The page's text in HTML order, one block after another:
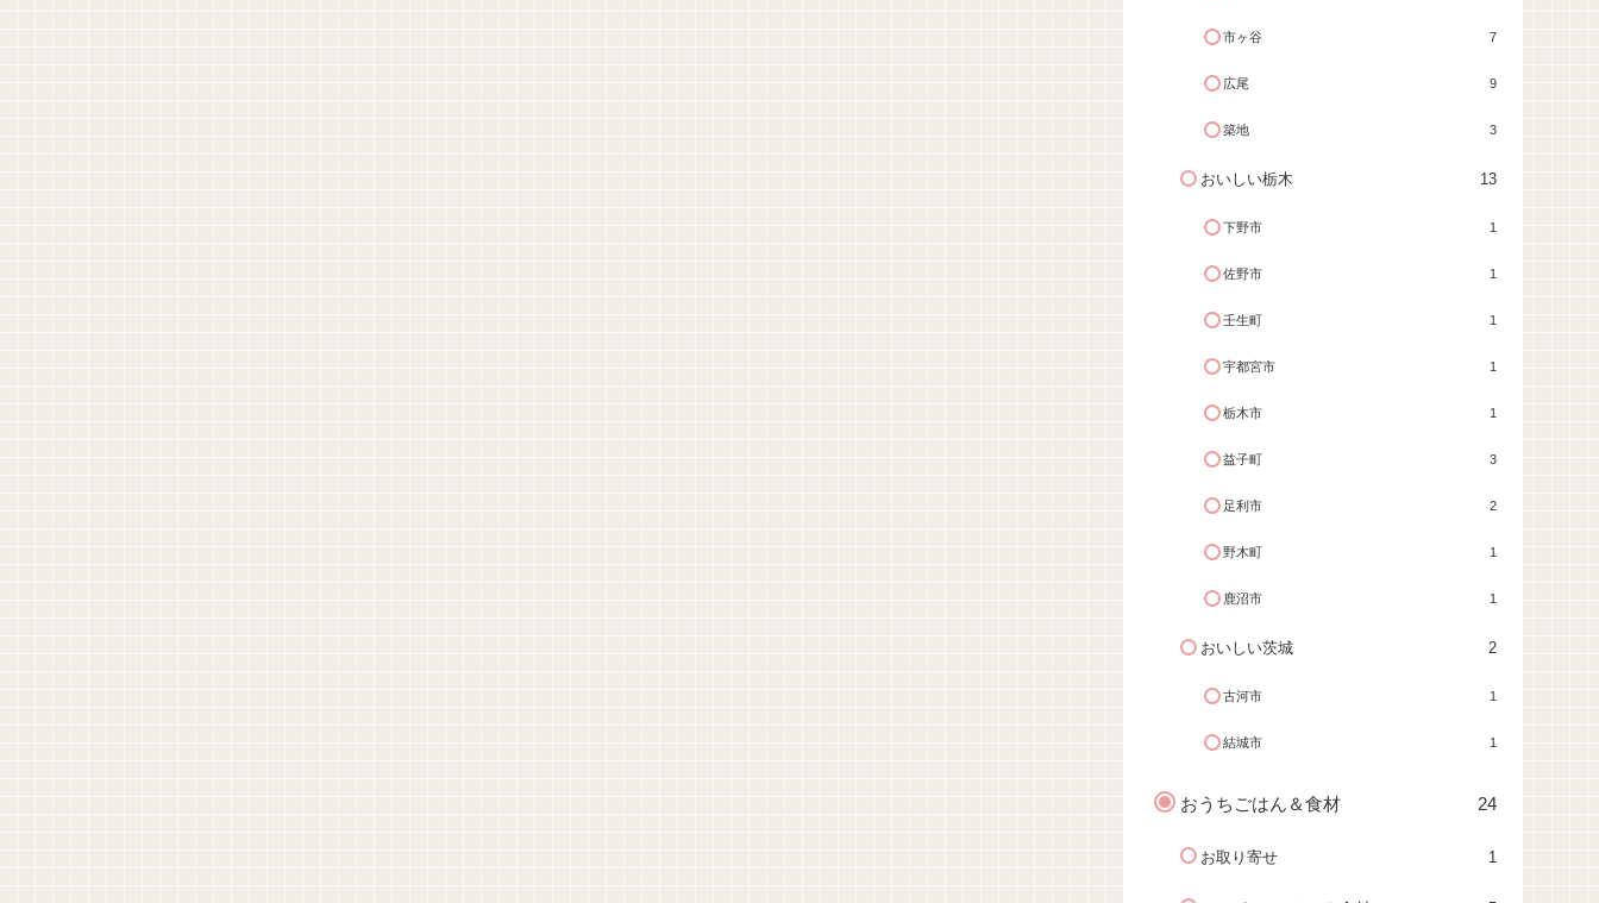
市ヶ谷 7
広尾 9
築地 3
おいしい栃木 13
下野市 1
佐野市 1
壬生町 1
宇都宮市 1
栃木市 1
益子町 3
足利市 2
野木町 1
鹿沼市 1
おいしい茨城 2
古河市 1
結城市 1
おうちごはん＆食材 24
お取り寄せ 1